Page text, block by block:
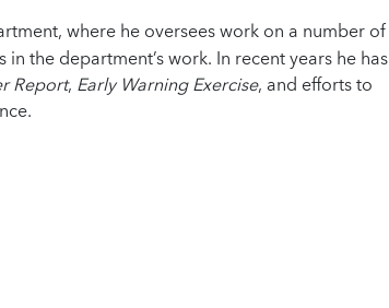
where he oversees work on a number of
the department’s work. In recent years he has
Report, Early Warning Exercise, and efforts to